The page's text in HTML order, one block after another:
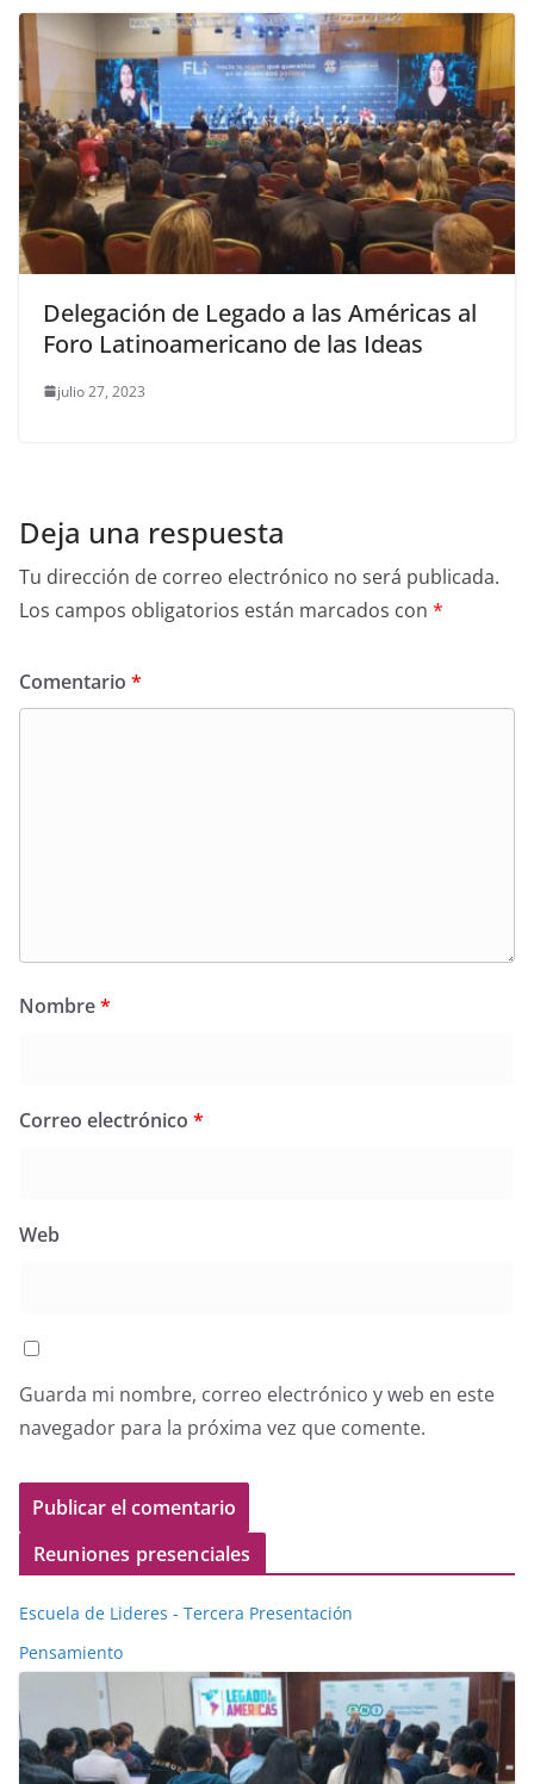
Delegación de Legado a las Américas al
Foro Latinoamericano de las Ideas
julio 27, 2023
Deja una respuesta
Tu dirección de correo electrónico no será publicada.
Los campos obligatorios están marcados con *
Comentario *
Nombre*
Correo electrónico *
Web
Guarda mi nombre, correo electrónico y web en este
navegador para la próxima vez que comente.
Reuniones presenciales
Escuela de Lideres - Tercera Presentación
Pensamiento